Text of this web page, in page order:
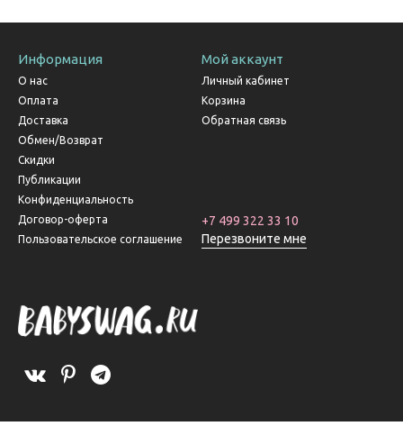
Информация
О нас
Оплата
Доставка
Обмен/Возврат
Скидки
Публикации
Конфиденциальность
Договор-оферта
Пользовательское соглашение
Мой аккаунт
Личный кабинет
Корзина
Обратная связь
+7 499 322 33 10
Перезвоните мне